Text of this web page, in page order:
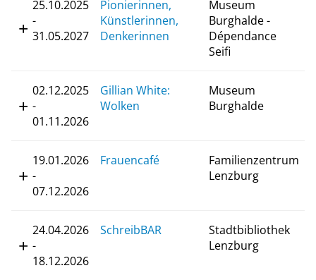
25.10.2025
-
31.05.2027
Pionierinnen,
Künstlerinnen,
Denkerinnen
Museum
Burghalde -
Dépendance
Seifi
02.12.2025
-
01.11.2026
Gillian White:
Wolken
Museum
Burghalde
19.01.2026
-
07.12.2026
Frauencafé
Familienzentrum
Lenzburg
24.04.2026
-
18.12.2026
SchreibBAR
Stadtbibliothek
Lenzburg